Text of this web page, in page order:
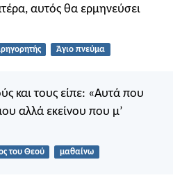
αυτός θα ερμηνεύσει
Άγιο πνεύμα
και τους είπε: «Αυτά που
αλλά εκείνου που μ’
του Θεού μαθαίνω